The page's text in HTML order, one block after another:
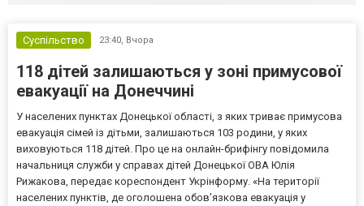
Суспільство 23:40, Вчора
118 дітей залишаються у зоні примусової
евакуації на Донеччині
У населених пунктах Донецької області, з яких триває примусова
евакуація сімей із дітьми, залишаються 103 родини, у яких
виховуються 118 дітей. Про це на онлайн-брифінгу повідомила
начальниця служби у справах дітей Донецької ОВА Юлія
Рижакова, передає кореспондент Укрінформу. «На території
населених пунктів, де оголошена обов’язкова евакуація у